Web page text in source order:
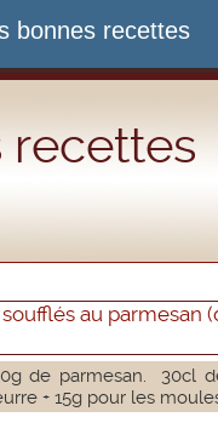
bonnes recettes
recettes
soufflés au parmesan
de parmesan. 30cl
+ 15g pour les